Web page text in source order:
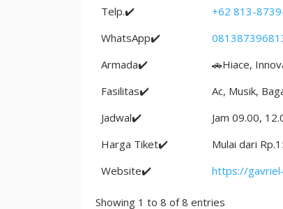
Telp.✔️
+62 813-
WhatsApp✔️
Armada✔️
🚗Hiace,
Fasilitas✔️
Ac, Musik,
Jadwal✔️
Jam 09.00,
Harga Tiket✔️
Mulai dari
Website✔️
https://
Showing 1 to 8 of 8 entries